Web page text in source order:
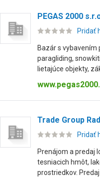
PEGAS 2000
Pridať
Bazár s
paragliding,
lietajúce objekty,
Trade Group
Pridať
Prenájom a predaj
tesniacich hmôt,
prostriedkov.